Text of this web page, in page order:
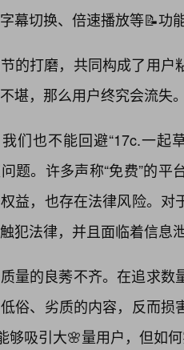
幕切换、倍速播放等📝功
的打磨，共同构成了用
堪，那么用户终究会流失
们也不能回避“17c.一起
题。许多声称“免费”的
益，也存在法律风险。
犯法律，并且面临着信息
量的良莠不齐。在追求
俗、劣质的内容，反而
够吸引大🌸量用户，但如